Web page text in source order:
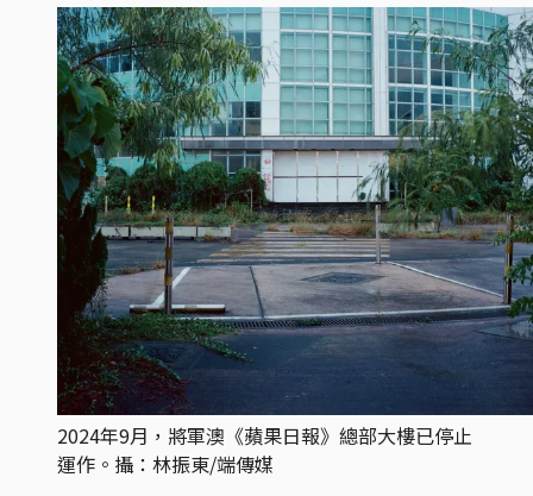
2024年9月，將軍澳《蘋果日報》總部大樓已停止
運作。攝：林振東/端傳媒